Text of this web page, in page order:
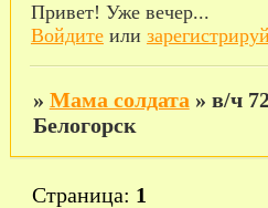
Привет! Уже вечер...
Войдитеили
» Мама солдата » в/ч
Белогорск
Страница: 1